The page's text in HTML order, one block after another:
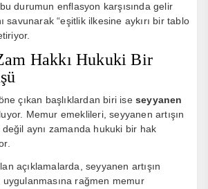
durumun enflasyon karşısında gelir
savunarak “eşitlik ilkesine aykırı bir tablo
Hakkı Hukuki Bir
çıkan başlıklardan biri ise seyyanen
Memur emeklileri, seyyanen artışın
aynı zamanda hukuki bir hak
açıklamalarda, seyyanen artışın
uygulanmasına rağmen memur